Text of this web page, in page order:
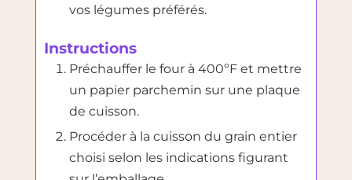
vos légumes préférés.
Instructions
Préchauffer le four à 400ºF et mettre
un papier parchemin sur une plaque
de cuisson.
Procéder à la cuisson du grain entier
choisi selon les indications figurant